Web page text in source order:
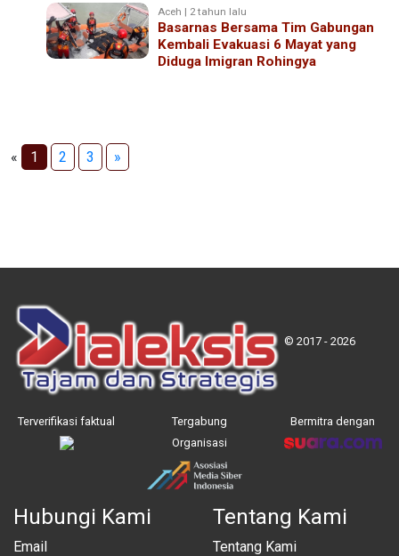
Aceh | 2 tahun lalu
Basarnas Bersama Tim Gabungan
Kembali Evakuasi 6 Mayat yang
Diduga Imigran Rohingya
« 1 2 3 »
© 2017 - 2026
Terverifikasi faktual
Tergabung
Organisasi
Bermitra dengan
Hubungi Kami
Email
Tentang Kami
Tentang Kami